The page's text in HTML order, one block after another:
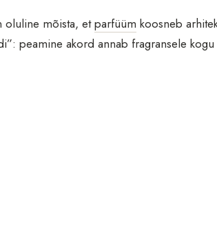
oluline mõista, etparfüüm koosneb
peamine akord annab fragransele kogu